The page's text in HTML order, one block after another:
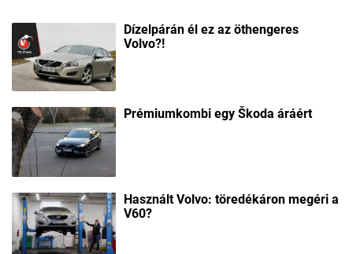
Dízelpárán él ez az öthengeres
Volvo?!
Prémiumkombi egy Škoda áráért
Használt Volvo: töredékáron megéri a
V60?